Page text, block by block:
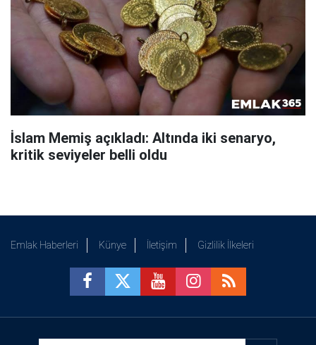
İslam Memiş açıkladı: Altında iki senaryo,
kritik seviyeler belli oldu
Emlak Haberleri Künye İletişim Gizlilik İlkeleri